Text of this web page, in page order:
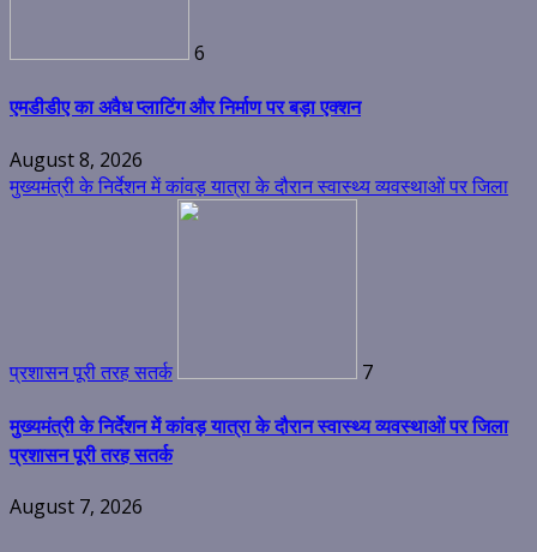
6
एमडीडीए का अवैध प्लाटिंग और निर्माण पर बड़ा एक्शन
August 8, 2026
मुख्यमंत्री के निर्देशन में कांवड़ यात्रा के दौरान स्वास्थ्य व्यवस्थाओं पर जिला
प्रशासन पूरी तरह सतर्क 7
मुख्यमंत्री के निर्देशन में कांवड़ यात्रा के दौरान स्वास्थ्य व्यवस्थाओं पर जिला
प्रशासन पूरी तरह सतर्क
August 7, 2026